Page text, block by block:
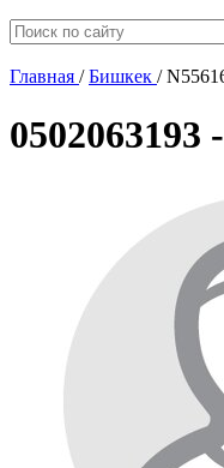
Главная / Бишкек /